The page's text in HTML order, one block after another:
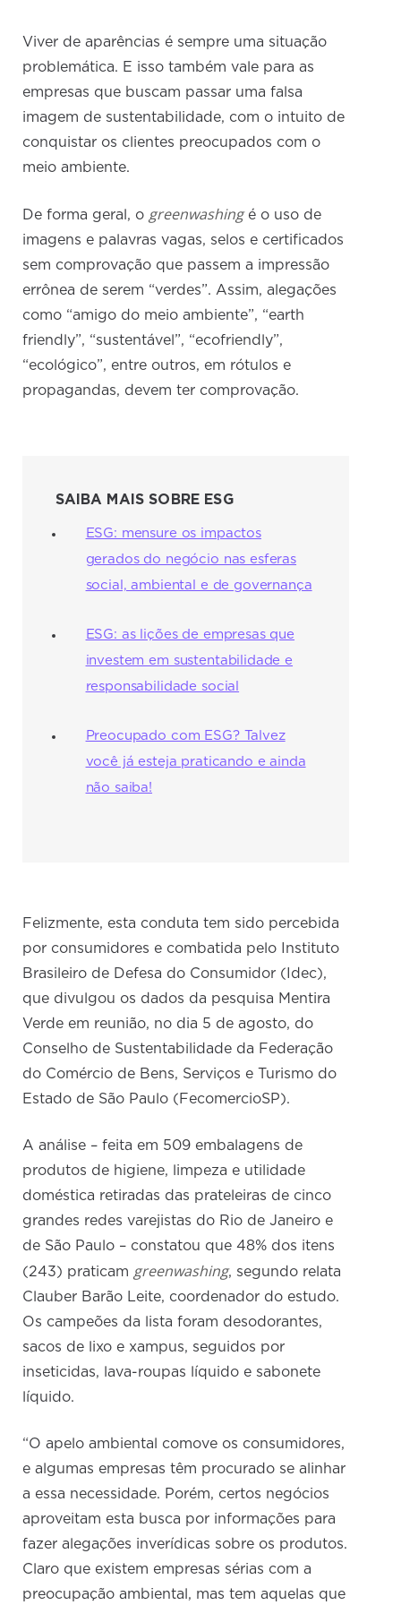
Viver de aparências é sempre uma situação
problemática. E isso também vale para as
empresas que buscam passar uma falsa
imagem de sustentabilidade, com o intuito de
conquistar os clientes preocupados com o
meio ambiente.
De forma geral, o greenwashingé o uso de
imagens e palavras vagas, selos e certificados
sem comprovação que passem a impressão
errônea de serem “verdes”. Assim, alegações
como “amigo do meio ambiente”, “earth
friendly”, “sustentável”, “ecofriendly”,
“ecológico”, entre outros, em rótulos e
propagandas, devem ter comprovação.
SAIBA MAIS SOBRE ESG
ESG: mensure os impactos
gerados do negócio nas esferas
social, ambiental e de governança
ESG: as lições de empresas que
investem em sustentabilidade e
responsabilidade social
Preocupado com ESG? Talvez
você já esteja praticando e ainda
não saiba!
Felizmente, esta conduta tem sido percebida
por consumidores e combatida pelo Instituto
Brasileiro de Defesa do Consumidor (Idec),
que divulgou os dados da pesquisa Mentira
Verde em reunião, no dia 5 de agosto, do
Conselho de Sustentabilidade da Federação
do Comércio de Bens, Serviços e Turismo do
Estado de São Paulo (FecomercioSP).
A análise – feita em 509 embalagens de
produtos de higiene, limpeza e utilidade
doméstica retiradas das prateleiras de cinco
grandes redes varejistas do Rio de Janeiro e
de São Paulo – constatou que 48% dos itens
(243) praticam greenwashing, segundo relata
Clauber Barão Leite, coordenador do estudo.
Os campeões da lista foram desodorantes,
sacos de lixo e xampus, seguidos por
inseticidas, lava-roupas líquido e sabonete
líquido.
“O apelo ambiental comove os consumidores,
e algumas empresas têm procurado se alinhar
a essa necessidade. Porém, certos negócios
aproveitam esta busca por informações para
fazer alegações inverídicas sobre os produtos.
Claro que existem empresas sérias com a
preocupação ambiental, mas tem aquelas que